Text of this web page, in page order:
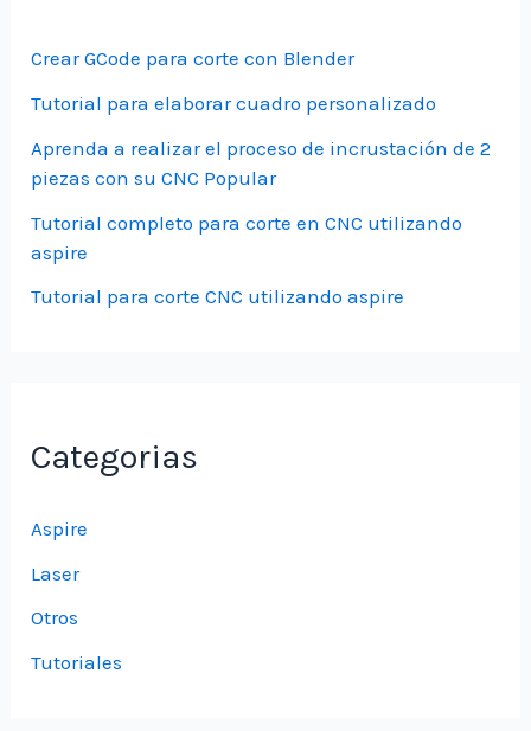
Crear GCode para corte con Blender
Tutorial para elaborar cuadro personalizado
Aprenda a realizar el proceso de incrustación de 2
piezas con su CNC Popular
Tutorial completo para corte en CNC utilizando
aspire
Tutorial para corte CNC utilizando aspire
Categorias
Aspire
Laser
Otros
Tutoriales